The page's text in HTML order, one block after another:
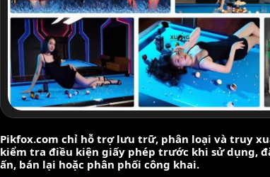
Pikfox.com chỉ hỗ trợ lưu trữ, phân loại và truy
kiểm tra điều kiện giấy phép trước khi sử dụng,
ấn, bán lại hoặc phân phối công khai.